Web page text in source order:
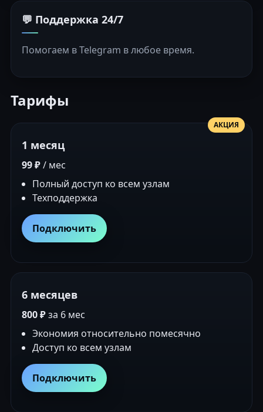
💬 Поддержка 24/7
Помогаем в Telegram в любое время.
Тарифы
АКЦИЯ
1 месяц
99 ₽/ мес
Полный доступ ко всем узлам
Техподдержка
Подключить
6 месяцев
800 ₽за 6 мес
Экономия относительно помесячно
Доступ ко всем узлам
Подключить